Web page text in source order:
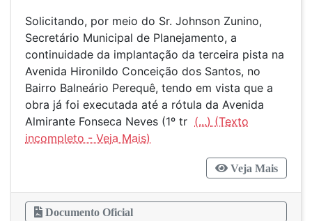
Solicitando, por meio do Sr. Johnson Zunino,
Secretário Municipal de Planejamento, a
continuidade da implantação da terceira pista na
Avenida Hironildo Conceição dos Santos, no
Bairro Balneário Perequê, tendo em vista que a
obra já foi executada até a rótula da Avenida
Almirante Fonseca Neves (1º tr (...)
Veja Mais
Documento Oficial